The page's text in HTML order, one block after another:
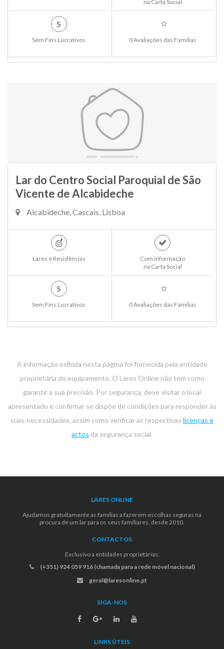
na Carta Social
S
Sem Fins Lucrativos 0 Avaliações das Familias
Lar do Centro Social Paroquial de São
Vicente de Alcabideche
Alcabideche, Cascais, Lisboa
Lares e Residências
Com informação
na Carta Social
S
Sem Fins Lucrativos 0 Avaliações das Familias
A informação exibida nesta página foi fornecida pela entidade
proprietária do equipamento. O Lares Online não tem como
garantir a sua precisão. Por segurança, deve visitar o local
apresentado e confirmar se dispõe de condições para responder ás
suas necessidades, assim como verificar as respectivas licenças e
actos da segurança social.
LARES ONLINE
Ajudamos gratuitamente as famílias a fazerem escolhas seguras na
procura de um lar para os seus familiares, desde 2010.
CONTACTOS
Exclusivo a entidades proprietárias:
(+351) 924 059 916 (chamada para a rede móvel nacional)
geral@laresonline.pt
SIGA-NOS
LINKS ÚTEIS